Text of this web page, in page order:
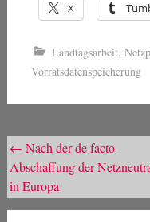
X
Landtagsarbeit,
Vorratsdatenspeicherung
Beitragsnavigation
← Nach der de facto-
Abschaffung der
in Europa